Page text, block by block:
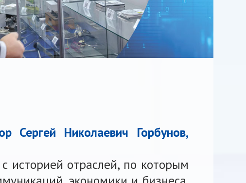
Сергей Николаевич Горбунов,
историей отраслей, по которым